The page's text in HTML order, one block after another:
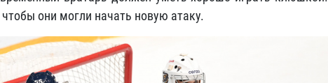
они могли начать новую атаку.